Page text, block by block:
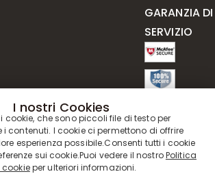
GARANZIA DI
SERVIZIO
I nostri Cookies
cookie, che sono piccoli file di testo per
i contenuti. I cookie ci permettono di offrire
esperienza possibile.Consenti tutti i cookie
sui cookie.Puoi vedere il nostroPolitica
cookieper ulteriori informazioni.